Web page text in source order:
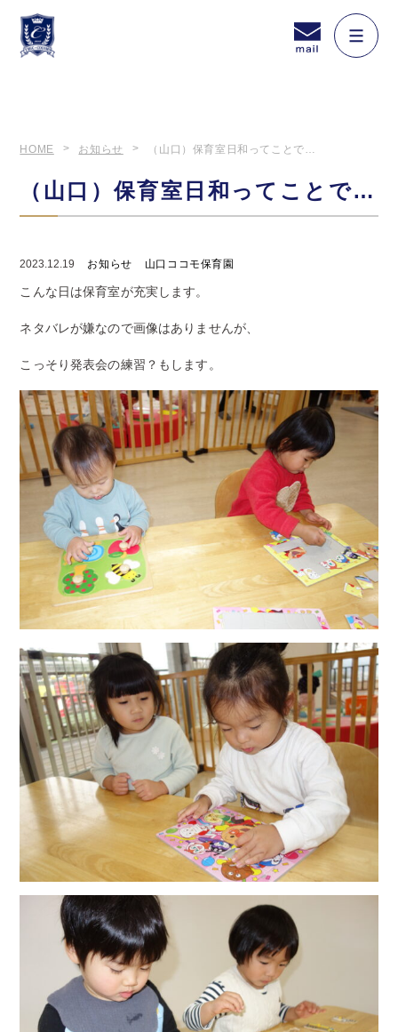
HOME お知らせ （山口）保育室日和ってことで…
（山口）保育室日和ってことで…
2023.12.19 お知らせ 山口ココモ保育園
こんな日は保育室が充実します。
ネタバレが嫌なので画像はありませんが、
こっそり発表会の練習？もします。